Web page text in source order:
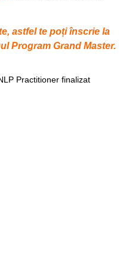
astfel te poți înscrie la
Program Grand Master.
Practitioner finalizat